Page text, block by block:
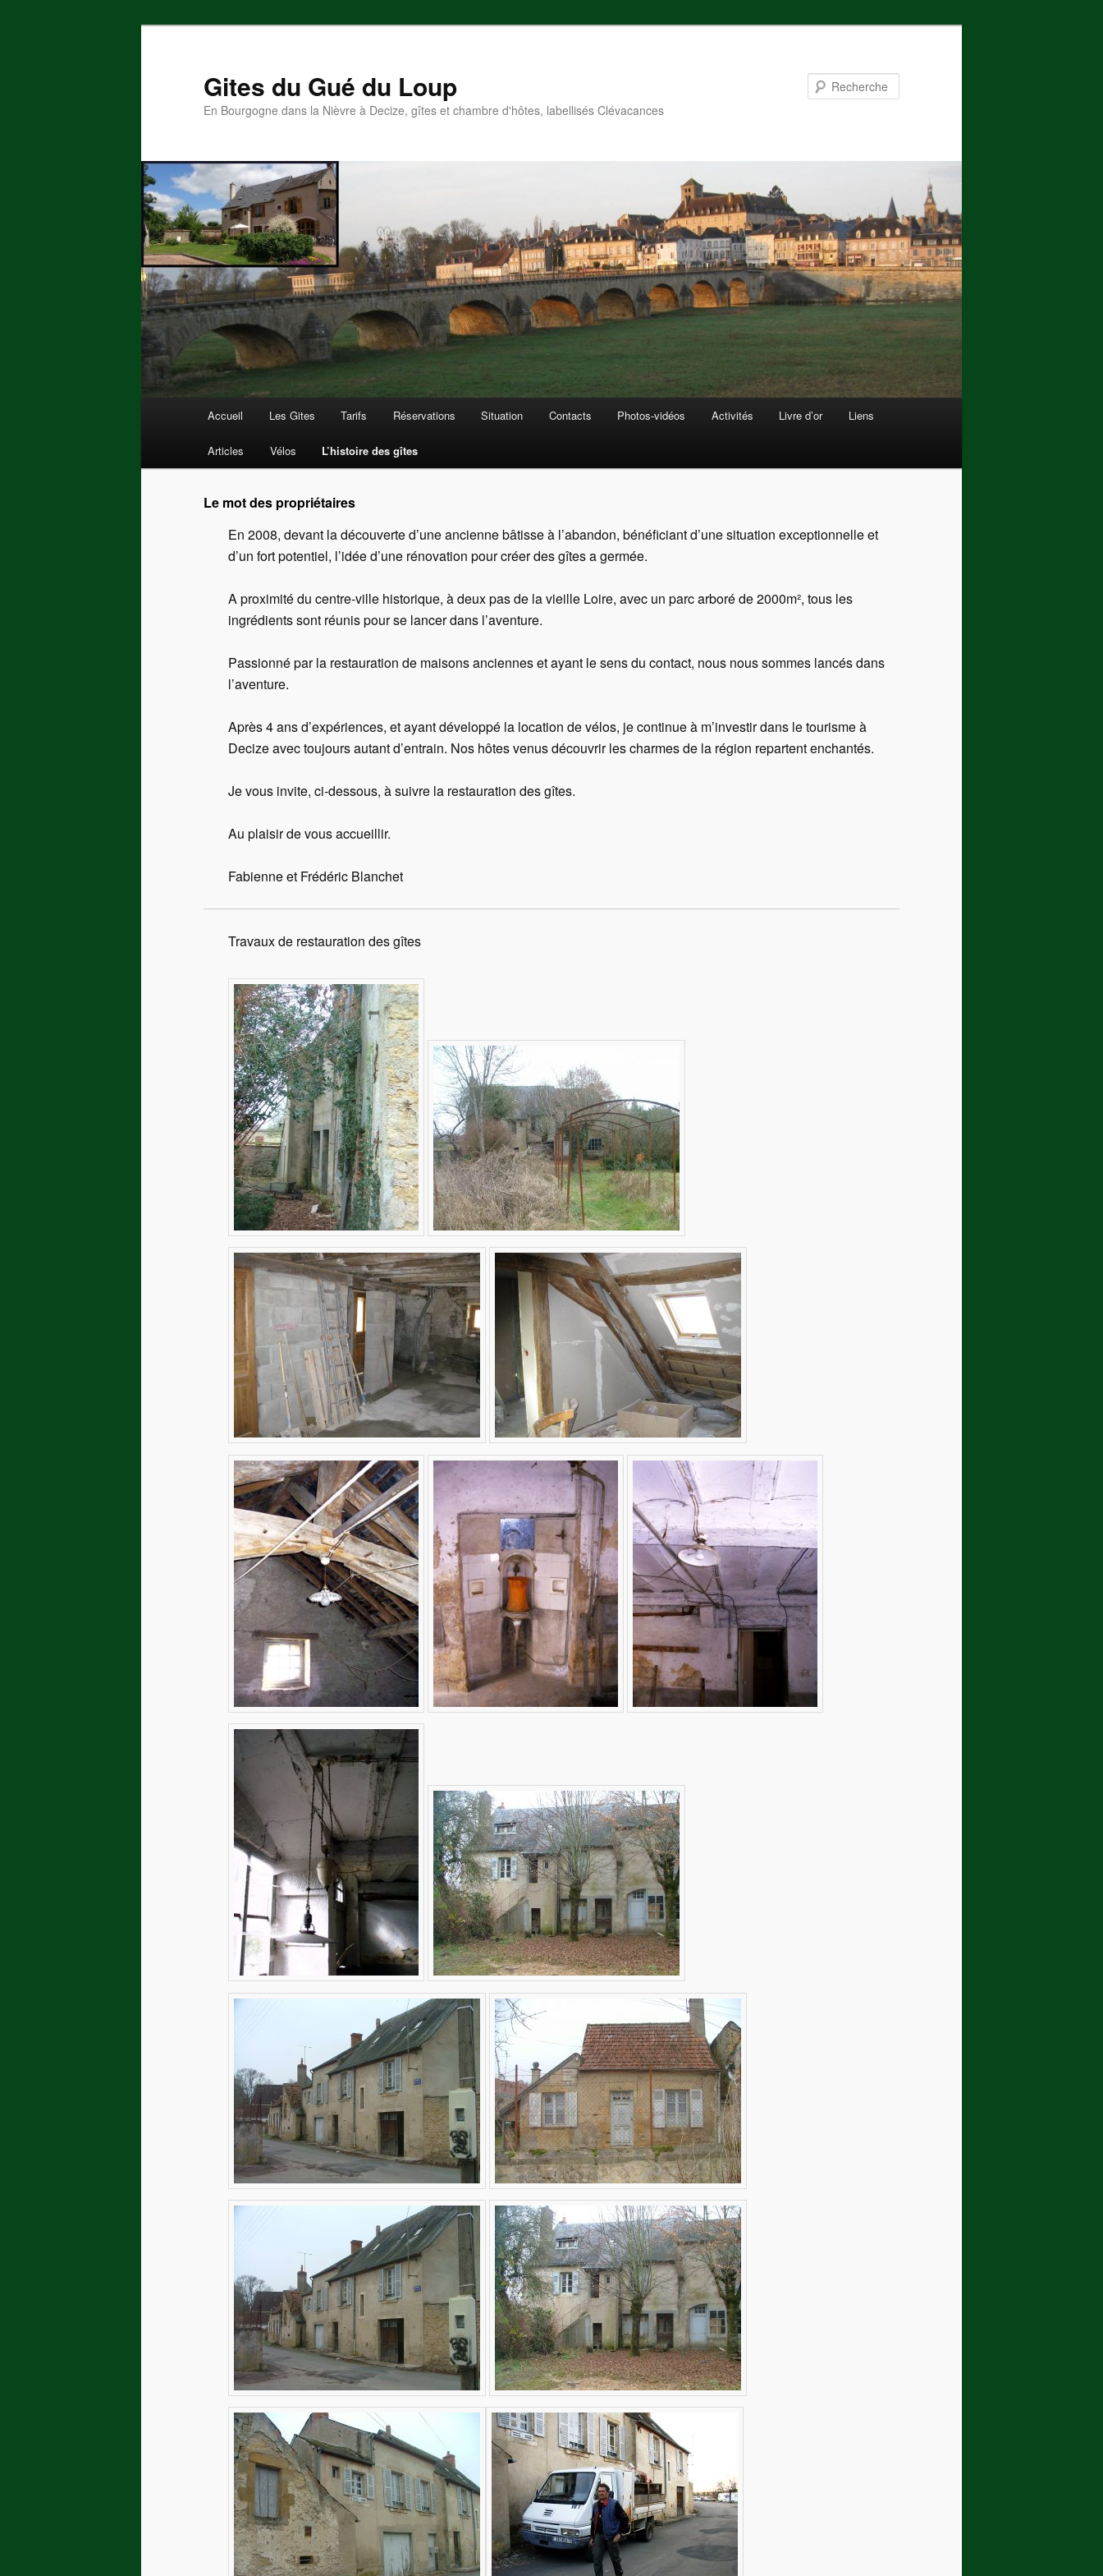
Gites du Gué du Loup
En Bourgogne dans la Nièvre à Decize, gîtes et chambre d'hôtes, labellisés Clévacances
Aller au contenu principal
Accueil Les Gites Tarifs Réservations Situation Contacts Photos-vidéos Activités Livre d’or Liens
Articles Vélos L’histoire des gîtes
Le mot des propriétaires
En 2008, devant la découverte d’une ancienne bâtisse à l’abandon, bénéficiant d’une situation exceptionnelle et
d’un fort potentiel, l’idée d’une rénovation pour créer des gîtes a germée.
A proximité du centre-ville historique, à deux pas de la vieille Loire, avec un parc arboré de 2000m², tous les
ingrédients sont réunis pour se lancer dans l’aventure.
Passionné par la restauration de maisons anciennes et ayant le sens du contact, nous nous sommes lancés dans
l’aventure.
Après 4 ans d’expériences, et ayant développé la location de vélos, je continue à m’investir dans le tourisme à
Decize avec toujours autant d’entrain. Nos hôtes venus découvrir les charmes de la région repartent enchantés.
Je vous invite, ci-dessous, à suivre la restauration des gîtes.
Au plaisir de vous accueillir.
Fabienne et Frédéric Blanchet
Travaux de restauration des gîtes